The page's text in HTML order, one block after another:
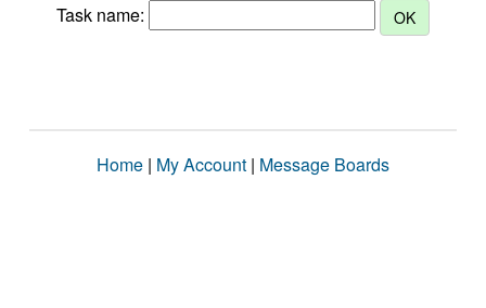
Task name:
Home | My Account | Message Boards